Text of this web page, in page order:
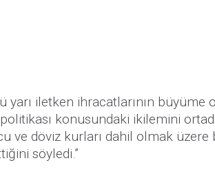
yarı iletken ihracatlarının büyüme
konusundaki ikilemini
ve döviz kurları dahil olmak üzere
söyledi.”